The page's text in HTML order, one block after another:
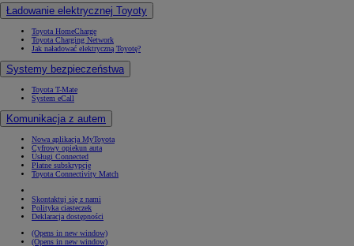
Ładowanie elektrycznej Toyoty
Toyota HomeCharge
Toyota Charging Network
Jak naładować elektryczną Toyotę?
Systemy bezpieczeństwa
Toyota T-Mate
System eCall
Komunikacja z autem
Nowa aplikacja MyToyota
Cyfrowy opiekun auta
Usługi Connected
Płatne subskrypcje
Toyota Connectivity Match
Skontaktuj się z nami
Polityka ciasteczek
Deklaracja dostępności
(Opens in new window)
(Opens in new window)